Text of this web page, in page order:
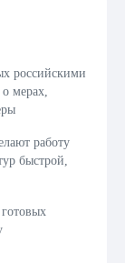
российскими
мерах,
работу
быстрой,